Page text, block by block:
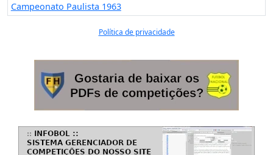
Campeonato Paulista 1963
Política de privacidade